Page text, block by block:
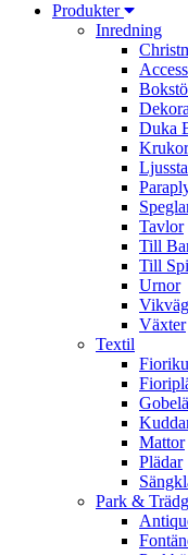
Produkter
Inredning
Duka
Krukor
Tavlor
Till
Till
Urnor
Växter
Textil
Mattor
Plädar
Park &